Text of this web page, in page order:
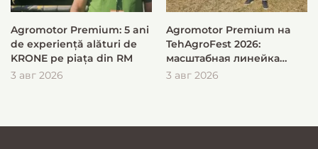
Agromotor Premium: 5 ani
de experiență alături de
KRONE pe piața din RM
3 авг 2026
Agromotor Premium на
TehAgroFest 2026:
масштабная линейка
KRONE для быстрой и
3 авг 2026